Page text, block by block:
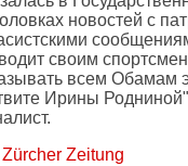
новостей с
своим
всем Обамам
Ирины
Zeitung